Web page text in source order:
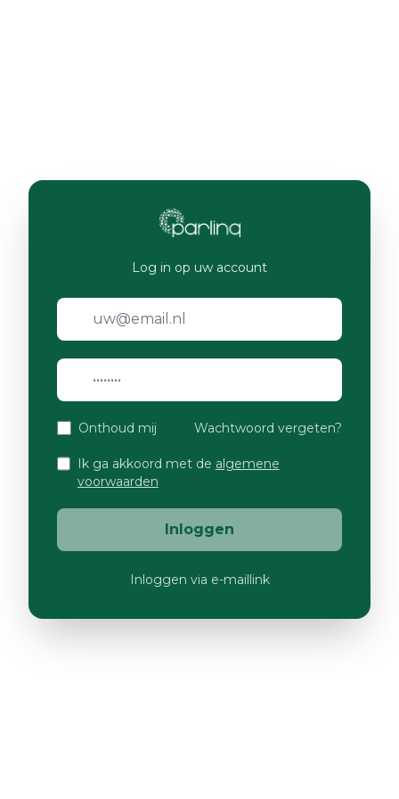
Log in op uw account
Onthoud mij Wachtwoord vergeten?
Ik ga akkoord met de algemene
voorwaarden
Inloggen
Inloggen via e-maillink